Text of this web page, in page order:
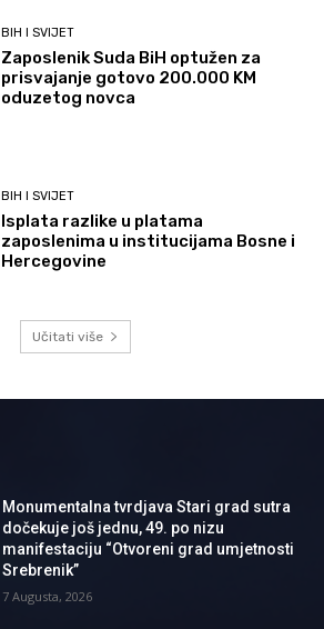
BIH I SVIJET
Zaposlenik Suda BiH optužen za
prisvajanje gotovo 200.000 KM
oduzetog novca
BIH I SVIJET
Isplata razlike u platama
zaposlenima u institucijama Bosne i
Hercegovine
Učitati više
Monumentalna tvrdjava Stari grad sutra
dočekuje još jednu, 49. po nizu
manifestaciju “Otvoreni grad umjetnosti
Srebrenik”
7 Augusta, 2026